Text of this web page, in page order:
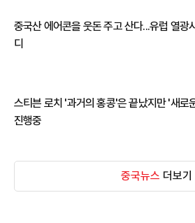
중국산 에어콘을 웃돈 주고 산다...유럽 열광
디
스티븐 로치 '과거의 홍콩'은 끝났지만 '새로
진행중
중국뉴스 더보기